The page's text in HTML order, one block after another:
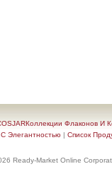
Флаконов И
Элегантностью | Список
Ready-Market Online